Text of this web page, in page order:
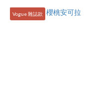
Vogue 雜誌款